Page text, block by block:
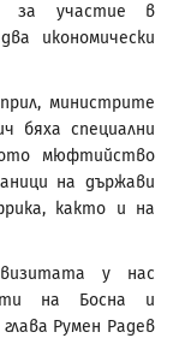
за участие в
икономически
министрите
бяха специални
мюфтийство
на държави
както и на
у нас
на Босна и
Румен Радев